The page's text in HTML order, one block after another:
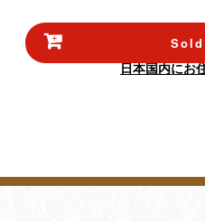
日本国内にお